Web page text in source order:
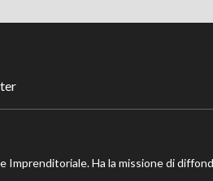
Ha la missione di